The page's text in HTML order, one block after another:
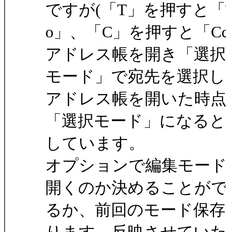
ですが(「T」を押すと
o」、「C」を押すと「
アドレス帳を開き「選択
モード」で宛先を選択
アドレス帳を開いた時
「選択モード」になる
しています。
オプションで編集モー
開くのか決めることが
るか、前回のモード保